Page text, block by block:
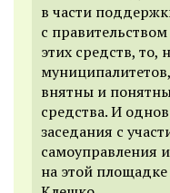
в части
с
этих средств, то,
внятны и
средства. И
заседания с
самоуправления
на этой